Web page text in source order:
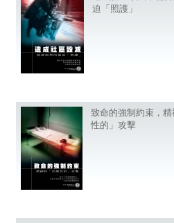
迫「照護」
致命的強制約束，精
性的」攻擊